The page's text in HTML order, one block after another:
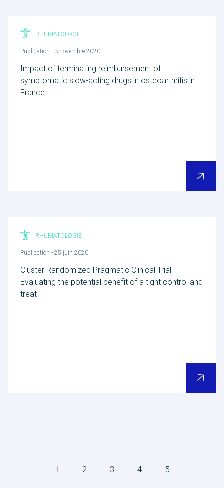
RHUMATOLOGIE
Publication - 3 novembre 2020
Impact of terminating reimbursement of
symptomatic slow-acting drugs in osteoarthritis in
France
RHUMATOLOGIE
Publication - 25 juin 2020
Cluster Randomized Pragmatic Clinical Trial
Evaluating the potential benefit of a tight control and
treat
1 (current)
2 3 4 5